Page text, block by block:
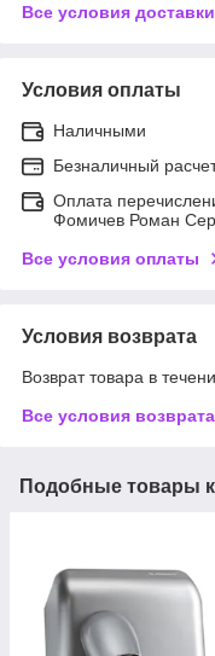
Все условия доставки
Условия оплаты
Наличными
Безналичный
Оплата
Фомичев Роман
Все условия оплаты
Условия возврата
Возврат товара в
Все условия возврата
Подобные товары